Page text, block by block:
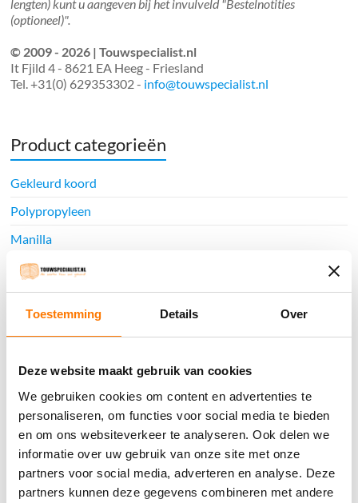
Toestemming Details Over
Deze website maakt gebruik van cookies
We gebruiken cookies om content en advertenties te
personaliseren, om functies voor social media te bieden
en om ons websiteverkeer te analyseren. Ook delen we
informatie over uw gebruik van onze site met onze
partners voor social media, adverteren en analyse. Deze
partners kunnen deze gegevens combineren met andere
lengten) kunt u aangeven bij het invulveld "Bestelnotities
(optioneel)".
© 2009 - 2026 | Touwspecialist.nl
It Fjild 4 - 8621 EA Heeg - Friesland
Tel. +31(0) 629353302 - info@touwspecialist.nl
Product categorieën
Gekleurd koord
Polypropyleen
Manilla
Nylon
Polyester
Hennep
Sisal
Classic look
Hempex
Watersport